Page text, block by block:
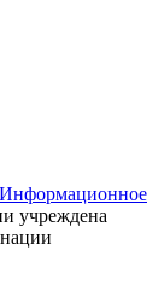
Информационное
учреждена